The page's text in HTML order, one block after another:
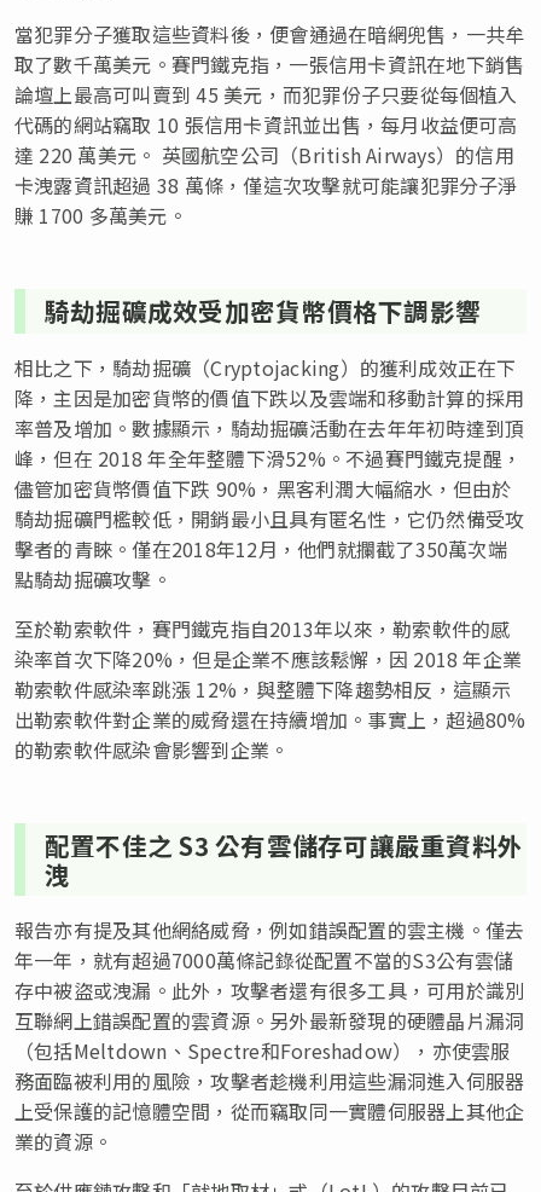
當犯罪分子獲取這些資料後，便會通過在暗網兜售，一共牟
取了數千萬美元。賽門鐵克指，一張信用卡資訊在地下銷售
論壇上最高可叫賣到 45 美元，而犯罪份子只要從每個植入
代碼的網站竊取 10 張信用卡資訊並出售，每月收益便可高
達 220 萬美元。 英國航空公司（British Airways）的信用
卡洩露資訊超過 38 萬條，僅這次攻擊就可能讓犯罪分子淨
賺 1700 多萬美元。
騎劫掘礦成效受加密貨幣價格下調影響
相比之下，騎劫掘礦（Cryptojacking）的獲利成效正在下
降，主因是加密貨幣的價值下跌以及雲端和移動計算的採用
率普及增加。數據顯示，騎劫掘礦活動在去年年初時達到頂
峰，但在 2018 年全年整體下滑52%。不過賽門鐵克提醒，
儘管加密貨幣價值下跌 90%，黑客利潤大幅縮水，但由於
騎劫掘礦門檻較低，開銷最小且具有匿名性，它仍然備受攻
擊者的青睞。僅在2018年12月，他們就攔截了350萬次端
點騎劫掘礦攻擊。
至於勒索軟件，賽門鐵克指自2013年以來，勒索軟件的感
染率首次下降20%，但是企業不應該鬆懈，因 2018 年企業
勒索軟件感染率跳漲 12%，與整體下降趨勢相反，這顯示
出勒索軟件對企業的威脅還在持續增加。事實上，超過80%
的勒索軟件感染會影響到企業。
配置不佳之 S3 公有雲儲存可讓嚴重資料外
洩
報告亦有提及其他網絡威脅，例如錯誤配置的雲主機。僅去
年一年，就有超過7000萬條記錄從配置不當的S3公有雲儲
存中被盜或洩漏。此外，攻擊者還有很多工具，可用於識別
互聯網上錯誤配置的雲資源。另外最新發現的硬體晶片漏洞
（包括Meltdown、Spectre和Foreshadow），亦使雲服
務面臨被利用的風險，攻擊者趁機利用這些漏洞進入伺服器
上受保護的記憶體空間，從而竊取同一實體伺服器上其他企
業的資源。